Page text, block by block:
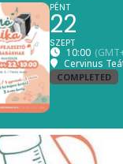
PÉNT
22
SZEPT
10:00
Cervinus
COMPLETED